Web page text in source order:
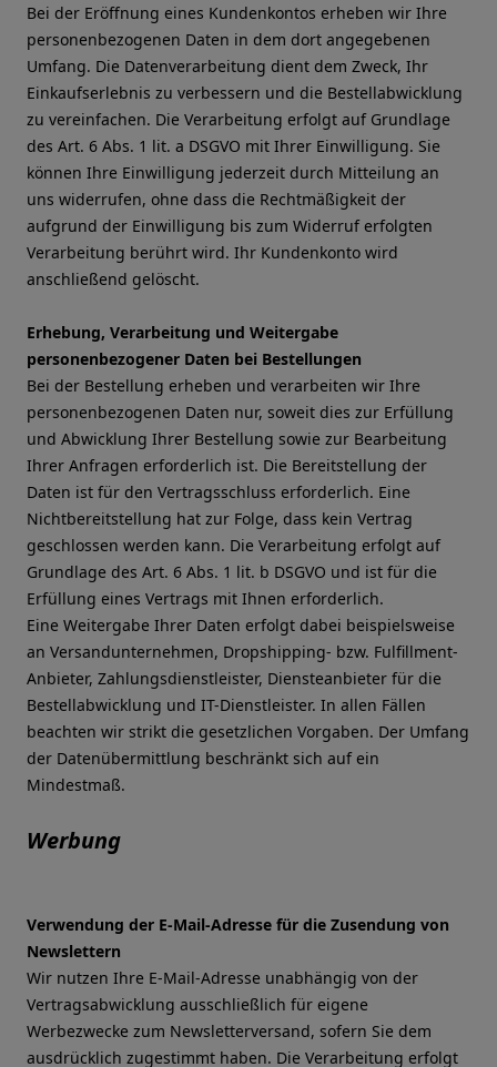
Bei der Eröffnung eines Kundenkontos erheben wir Ihre
personenbezogenen Daten in dem dort angegebenen
Umfang. Die Datenverarbeitung dient dem Zweck, Ihr
Einkaufserlebnis zu verbessern und die Bestellabwicklung
zu vereinfachen. Die Verarbeitung erfolgt auf Grundlage
des Art. 6 Abs. 1 lit. a DSGVO mit Ihrer Einwilligung. Sie
können Ihre Einwilligung jederzeit durch Mitteilung an
uns widerrufen, ohne dass die Rechtmäßigkeit der
aufgrund der Einwilligung bis zum Widerruf erfolgten
Verarbeitung berührt wird. Ihr Kundenkonto wird
anschließend gelöscht.
Erhebung, Verarbeitung und Weitergabe
personenbezogener Daten bei Bestellungen
Bei der Bestellung erheben und verarbeiten wir Ihre
personenbezogenen Daten nur, soweit dies zur Erfüllung
und Abwicklung Ihrer Bestellung sowie zur Bearbeitung
Ihrer Anfragen erforderlich ist. Die Bereitstellung der
Daten ist für den Vertragsschluss erforderlich. Eine
Nichtbereitstellung hat zur Folge, dass kein Vertrag
geschlossen werden kann. Die Verarbeitung erfolgt auf
Grundlage des Art. 6 Abs. 1 lit. b DSGVO und ist für die
Erfüllung eines Vertrags mit Ihnen erforderlich.
Eine Weitergabe Ihrer Daten erfolgt dabei beispielsweise
an Versandunternehmen, Dropshipping- bzw. Fulfillment-
Anbieter, Zahlungsdienstleister, Diensteanbieter für die
Bestellabwicklung und IT-Dienstleister. In allen Fällen
beachten wir strikt die gesetzlichen Vorgaben. Der Umfang
der Datenübermittlung beschränkt sich auf ein
Mindestmaß.
Werbung
Verwendung der E-Mail-Adresse für die Zusendung von
Newslettern
Wir nutzen Ihre E-Mail-Adresse unabhängig von der
Vertragsabwicklung ausschließlich für eigene
Werbezwecke zum Newsletterversand, sofern Sie dem
ausdrücklich zugestimmt haben. Die Verarbeitung erfolgt